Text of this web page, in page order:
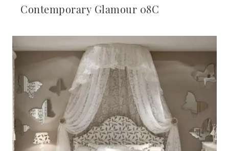
Contemporary Glamour 08C